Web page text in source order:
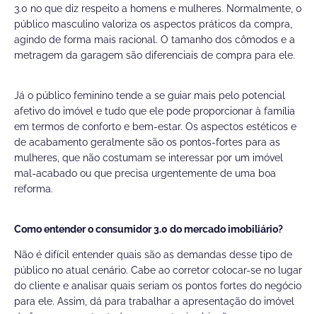
3.0 no que diz respeito a homens e mulheres. Normalmente, o
público masculino valoriza os aspectos práticos da compra,
agindo de forma mais racional. O tamanho dos cômodos e a
metragem da garagem são diferenciais de compra para ele.
Já o público feminino tende a se guiar mais pelo potencial
afetivo do imóvel e tudo que ele pode proporcionar à família
em termos de conforto e bem-estar. Os aspectos estéticos e
de acabamento geralmente são os pontos-fortes para as
mulheres, que não costumam se interessar por um imóvel
mal-acabado ou que precisa urgentemente de uma boa
reforma.
Como entender o consumidor 3.0 do mercado imobiliário?
Não é difícil entender quais são as demandas desse tipo de
público no atual cenário. Cabe ao corretor colocar-se no lugar
do cliente e analisar quais seriam os pontos fortes do negócio
para ele. Assim, dá para trabalhar a apresentação do imóvel